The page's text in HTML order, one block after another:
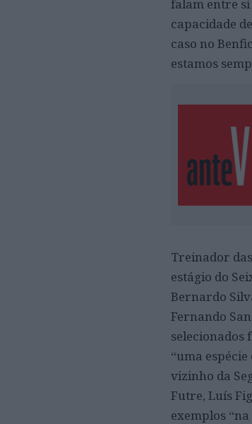
falam entre si
capacidade
caso no
estamos
Treinador
estágio do
Bernardo
Fernando
selecionados
“uma
vizinho da
Futre, Luís
exemplos